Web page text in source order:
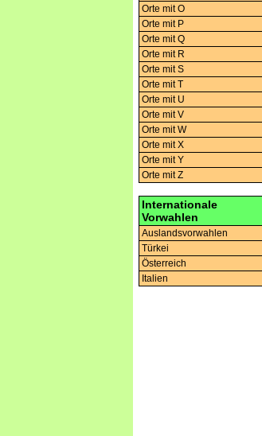
Orte mit O
Orte mit P
Orte mit Q
Orte mit R
Orte mit S
Orte mit T
Orte mit U
Orte mit V
Orte mit W
Orte mit X
Orte mit Y
Orte mit Z
Internationale
Vorwahlen
Auslandsvorwahlen
Türkei
Österreich
Italien